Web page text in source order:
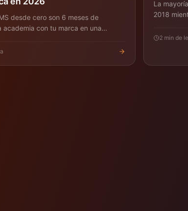
desde cero son 6 meses de
academia con tu marca en una
La
2018
2 min de